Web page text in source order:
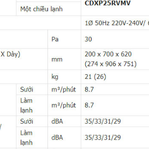
Daikin CDXP25RVMV
trong trần nhà giúp không gian bên ngoài
gian nội thất cần giấu dàn lạnh. Dàn
này trở nên lý tưởng trong các không gian
200mm cần không gian chỉ 240mm từ vị trí
là các lưới gió. Lưới gió lắp vừa vặn vào trần